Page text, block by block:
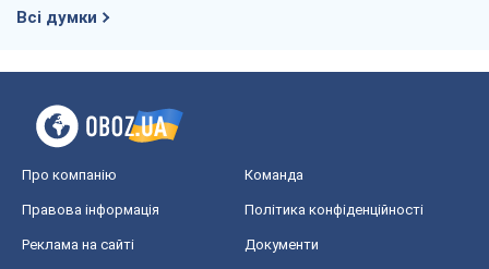
Всі думки
Про компанію Команда
Правова інформація Політика конфіденційності
Реклама на сайті Документи